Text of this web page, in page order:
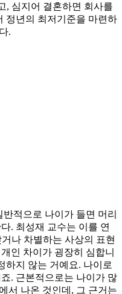
, 심지어 결혼하면 회사를
정년의 최저기준을 마련하
.
적으로 나이가 들면 머리
. 최성재 교수는 이를 연
나 차별하는 사상의 표현
인 차이가 굉장히 심합니
하지 않는 거예요. 나이로
. 근본적으로는 나이가 많
서 나온 것인데, 그 근거는